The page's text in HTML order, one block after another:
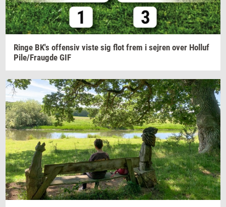
Ringe BK's of­fen­siv viste sig flot frem i sej­ren over Hol­luf
Pile/Fraug­de GIF